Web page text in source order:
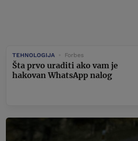
TEHNOLOGIJA Forbes
Šta prvo uraditi ako vam je
hakovan WhatsApp nalog